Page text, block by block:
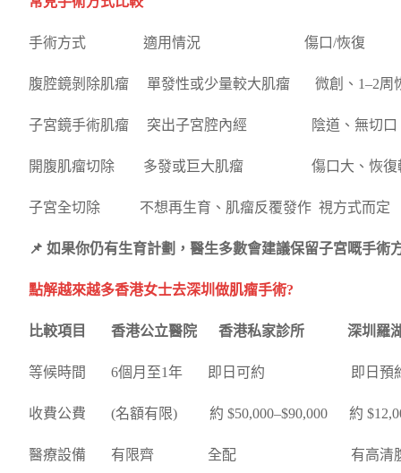
手術方式 適用情況 傷口/恢復 是
腹腔鏡剝除肌瘤 單發性或少量較大肌瘤 微創、1–2周
子宮鏡手術肌瘤 突出子宮腔內經 陰道、無切
開腹肌瘤切除 多發或巨大肌瘤 傷口大、恢復較
子宮全切除 不想再生育、肌瘤反覆發作 視方式而
📌 如果你仍有生育計劃，醫生多數會建議保留子宮嘅手術
點解越來越多香港女士去深圳做肌瘤手術?
比較項目 香港公立醫院 香港私家診所 深圳羅湖
等候時間 6個月至1年 即日可約 即日預約/
收費公費 (名額有限) 約 $50,000–$90,000 約
醫療設備 有限齊 全配 有高清腹腔鏡